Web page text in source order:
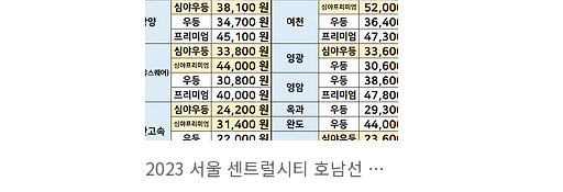
2023 서울 센트럴시티 호남선 요금 및 시간표